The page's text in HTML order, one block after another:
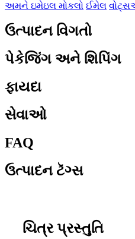
અમને ઇમેઇલ મોકલો ઈમેલ
ઉત્પાદન વિગતો
પેકેજિંગ અને શિપિંગ
ફાયદા
સેવાઓ
FAQ
ઉત્પાદન ટૅગ્સ
ચિત્ર પ્રસ્તુતિ